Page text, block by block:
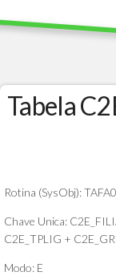
Tabela
Rotina (SysObj):
Chave Unica:
C2E_TPLIG +
Modo: E